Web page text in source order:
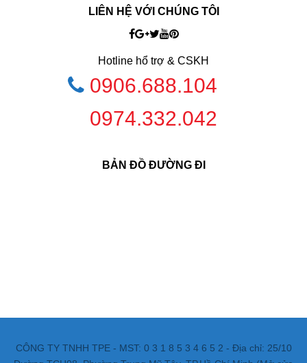
LIÊN HỆ VỚI CHÚNG TÔI
Hotline hổ trợ & CSKH
0906.688.104
0974.332.042
BẢN ĐỒ ĐƯỜNG ĐI
CÔNG TY TNHH TPE - MST: 0 3 1 8 5 3 4 6 5 2 - Địa chỉ: 25/10